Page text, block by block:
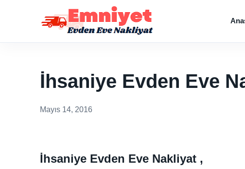
İhsaniye Evden Eve
Mayıs 14, 2016
İhsaniye Evden Eve Nakliyat ,